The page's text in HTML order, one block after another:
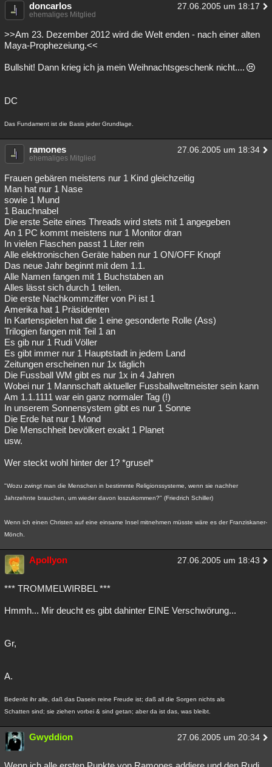
doncarlos 27.06.2005 um 18:17
ehemaliges Mitglied
>>Am 23. Dezember 2012 wird die Welt enden - nach einer alten
Maya-Prophezeiung.<<
Bullshit! Dann krieg ich ja mein Weihnachtsgeschenk nicht....
DC
Das Fundament ist die Basis jeder Grundlage.
ramones 27.06.2005 um 18:34
ehemaliges Mitglied
Frauen gebären meistens nur 1 Kind gleichzeitig
Man hat nur 1 Nase
sowie 1 Mund
1 Bauchnabel
Die erste Seite eines Threads wird stets mit 1 angegeben
An 1 PC kommt meistens nur 1 Monitor dran
In vielen Flaschen passt 1 Liter rein
Alle elektronischen Geräte haben nur 1 ON/OFF Knopf
Das neue Jahr beginnt mit dem 1.1.
Alle Namen fangen mit 1 Buchstaben an
Alles lässt sich durch 1 teilen.
Die erste Nachkommziffer von Pi ist 1
Amerika hat 1 Präsidenten
In Kartenspielen hat die 1 eine gesonderte Rolle (Ass)
Trilogien fangen mit Teil 1 an
Es gib nur 1 Rudi Völler
Es gibt immer nur 1 Hauptstadt in jedem Land
Zeitungen erscheinen nur 1x täglich
Die Fussball WM gibt es nur 1x in 4 Jahren
Wobei nur 1 Mannschaft aktueller Fussballweltmeister sein kann
Am 1.1.1111 war ein ganz normaler Tag (!)
In unserem Sonnensystem gibt es nur 1 Sonne
Die Erde hat nur 1 Mond
Die Menschheit bevölkert exakt 1 Planet
usw.
Wer steckt wohl hinter der 1? *grusel*
"Wozu zwingt man die Menschen in bestimmte Religionssysteme, wenn sie nachher
Jahrzehnte brauchen, um wieder davon loszukommen?" (Friedrich Schiller)
Wenn ich einen Christen auf eine einsame Insel mitnehmen müsste wäre es der Franziskaner-
Mönch.
Apollyon 27.06.2005 um 18:43
*** TROMMELWIRBEL ***
Hmmh... Mir deucht es gibt dahinter EINE Verschwörung...
Gr,
A.
Bedenkt ihr alle, daß das Dasein reine Freude ist; daß all die Sorgen nichts als
Schatten sind; sie ziehen vorbei & sind getan; aber da ist das, was bleibt.
Gwyddion 27.06.2005 um 20:34